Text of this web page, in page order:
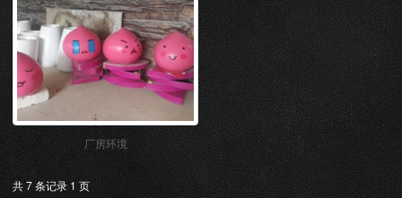
厂房环境
共 7 条记录 1 页